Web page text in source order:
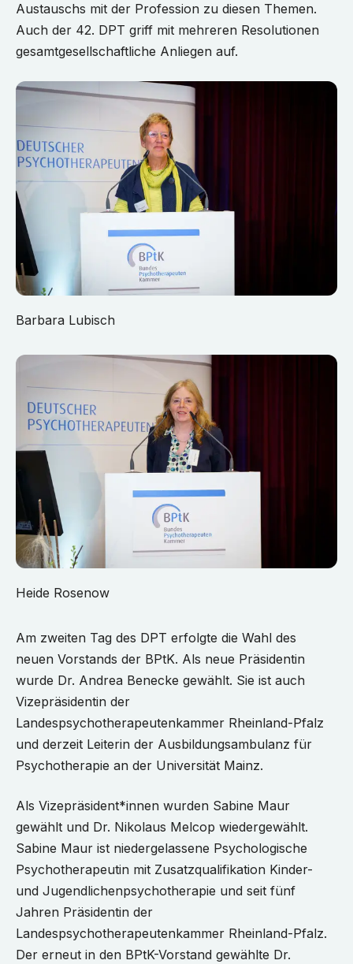
Austauschs mit der Profession zu diesen Themen.
Auch der 42. DPT griff mit mehreren Resolutionen
gesamtgesellschaftliche Anliegen auf.
Barbara Lubisch
Heide Rosenow
Am zweiten Tag des DPT erfolgte die Wahl des
neuen Vorstands der BPtK. Als neue Präsidentin
wurde Dr. Andrea Benecke gewählt. Sie ist auch
Vizepräsidentin der
Landespsychotherapeutenkammer Rheinland-Pfalz
und derzeit Leiterin der Ausbildungsambulanz für
Psychotherapie an der Universität Mainz.
Als Vizepräsident*innen wurden Sabine Maur
gewählt und Dr. Nikolaus Melcop wiedergewählt.
Sabine Maur ist niedergelassene Psychologische
Psychotherapeutin mit Zusatzqualifikation Kinder-
und Jugendlichenpsychotherapie und seit fünf
Jahren Präsidentin der
Landespsychotherapeutenkammer Rheinland-Pfalz.
Der erneut in den BPtK-Vorstand gewählte Dr.